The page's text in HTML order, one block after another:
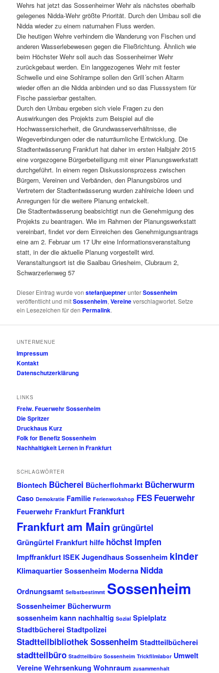
Wehrs hat jetzt das Sossenheimer Wehr als nächstes oberhalb
gelegenes Nidda-Wehr größte Priorität. Durch den Umbau soll die
Nidda wieder zu einem naturnahen Fluss werden.
Die heutigen Wehre verhindern die Wanderung von Fischen und
anderen Wasserlebewesen gegen die Fließrichtung. Ähnlich wie
beim Höchster Wehr soll auch das Sossenheimer Wehr
zurückgebaut werden. Ein langgezogenes Wehr mit fester
Schwelle und eine Sohlrampe sollen den Grill´schen Altarm
wieder offen an die Nidda anbinden und so das Flusssystem für
Fische passierbar gestalten.
Durch den Umbau ergeben sich viele Fragen zu den
Auswirkungen des Projekts zum Beispiel auf die
Hochwassersicherheit, die Grundwasserverhältnisse, die
Wegeverbindungen oder die naturräumliche Entwicklung. Die
Stadtentwässerung Frankfurt hat daher im ersten Halbjahr 2015
eine vorgezogene Bürgerbeteiligung mit einer Planungswerkstatt
durchgeführt. In einem regen Diskussionsprozess zwischen
Bürgern, Vereinen und Verbänden, den Planungsbüros und
Vertretern der Stadtentwässerung wurden zahlreiche Ideen und
Anregungen für die weitere Planung entwickelt.
Die Stadtentwässerung beabsichtigt nun die Genehmigung des
Projekts zu beantragen. Wie im Rahmen der Planungswerkstatt
vereinbart, findet vor dem Einreichen des Genehmigungsantrags
eine am 2. Februar um 17 Uhr eine Informationsveranstaltung
statt, in der die aktuelle Planung vorgestellt wird.
Veranstaltungsort ist die Saalbau Griesheim, Clubraum 2,
Schwarzerlenweg 57
Dieser Eintrag wurde vonstefanjueptnerunterSossenheim
veröffentlicht und mitSossenheim,Vereineverschlagwortet. Setze
ein Lesezeichen für den Permalink.
UNTERMENUE
Impressum
Kontakt
Datenschutzerklärung
LINKS
Freiw. Feuerwehr Sossenheim
Die Spritzer
Druckhaus Kurz
Folk for Benefiz Sossenheim
Nachhaltigkeit Lernen in Frankfurt
SCHLAGWÖRTER
Biontech Bücherei Bücherflohmarkt Bücherwurm
Caso Demokratie Familie Ferienworkshop FES Feuerwehr
Feuerwehr Frankfurt Frankfurt
Frankfurt am Main grüngürtel
Grüngürtel Frankfurt hilfe höchst Impfen
Impffrankfurt ISEK Jugendhaus Sossenheim kinder
Klimaquartier Sossenheim Moderna Nidda
Ordnungsamt Selbstbestimmt Sossenheim
Sossenheimer Bücherwurm
sossenheim kann nachhaltig Sozial Spielplatz
Stadtbücherei Stadtpolizei
Stadtteilbibliothek Sossenheim Stadtteilbücherei
stadtteilbüro Stadtteilbüro Sossenheim Trickfilmlabor Umwelt
Vereine Wehrsenkung Wohnraum zusammenhalt